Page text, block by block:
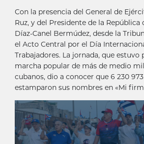
Con la presencia del General de
Ruz, y del Presidente de la República
Díaz-Canel Bermúdez, desde la
el Acto Central por el Día
Trabajadores. La jornada, que estuvo
marcha popular de más de medio
cubanos, dio a conocer que 6 230
estamparon sus nombres en «Mi